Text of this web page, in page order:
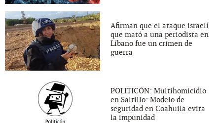
Afirman que el ataque israelí
que mató a una periodista en
Líbano fue un crimen de
guerra
POLITICÓN: Multihomicidio
en Saltillo: Modelo de
seguridad en Coahuila evita
la impunidad